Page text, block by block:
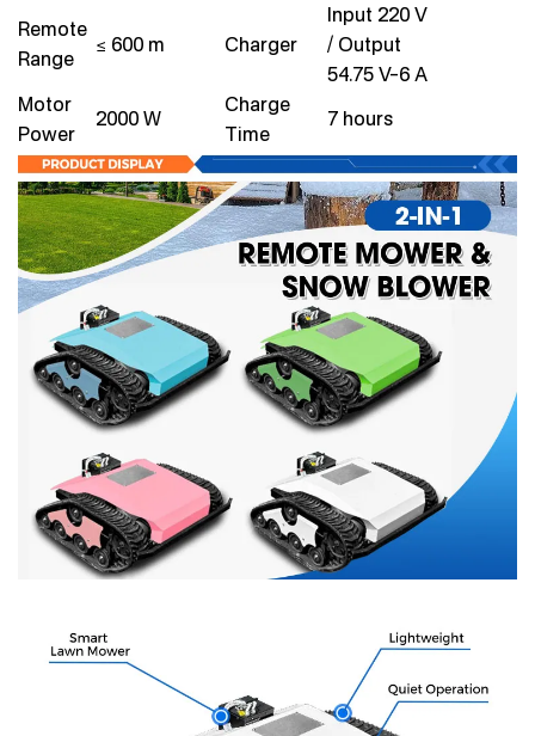
Remote
Range
≤ 600 m Charger
Input 220 V
/ Output
54.75 V–6 A
Motor
Power
2000 W
Charge
Time
7 hours